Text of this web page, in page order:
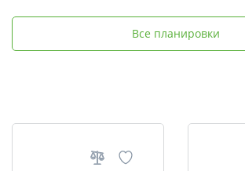
Все планировки